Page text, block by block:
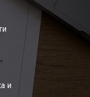
и